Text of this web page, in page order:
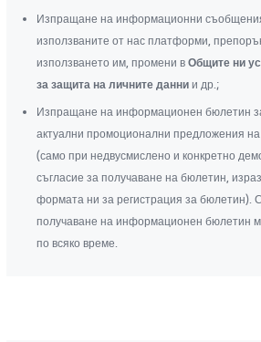
Изпращане на информационни
използваните от нас платформи,
използването им, промени вОбщите ни
за защита на личните данни и др.;
Изпращане на информационен бюлетин
актуални промоционални предложения
(само при недвусмислено и конкретно
съгласие за получаване на бюлетин,
формата ни за регистрация за бюлетин).
получаване на информационен бюлетин
по всяко време.